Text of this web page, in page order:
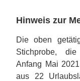
Hinweis zur
Die oben
Stichprobe,
Anfang Mai
aus 22